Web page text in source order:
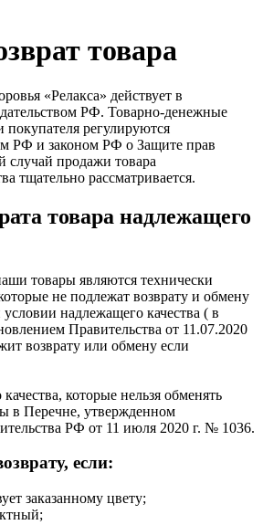
товара
«Релакса» действует в
РФ. Товарно-денежные
регулируются
РФ и законом РФ о Защите прав
случай продажи товара
тщательно рассматривается.
товара надлежащего
товары являются технически
не подлежат возврату и обмену
надлежащего качества ( в
Правительства от 11.07.2020
возврату или обмену если
которые нельзя обменять
в Перечне, утвержденном
РФ от 11 июля 2020 г. № 1036.
если:
заказанному цвету;